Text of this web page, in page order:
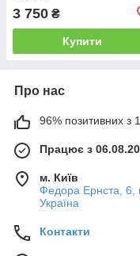
3 750 ₴
Купити
Про нас
96% позитивних з
Працює з
м. Київ
Федора Ернста, 6,
Україна
Контакти